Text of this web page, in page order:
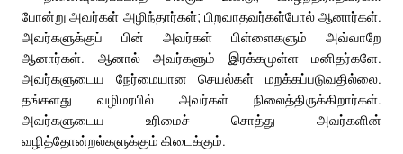
போன்று அவர்கள் அழிந்தார்கள்; பிறவாதவர்கள்போல் ஆனார்கள்.
அவர்களுக்குப் பின் அவர்கள் பிள்ளைகளும் அவ்வாறே
ஆனார்கள். ஆனால் அவர்களும் இரக்கமுள்ள மனிதர்களே.
அவர்களுடைய நேர்மையான செயல்கள் மறக்கப்படுவதில்லை.
தங்களது வழிமரபில் அவர்கள் நிலைத்திருக்கிறார்கள்.
அவர்களுடைய உரிமைச் சொத்து அவர்களின்
வழித்தோன்றல்களுக்கும் கிடைக்கும்.